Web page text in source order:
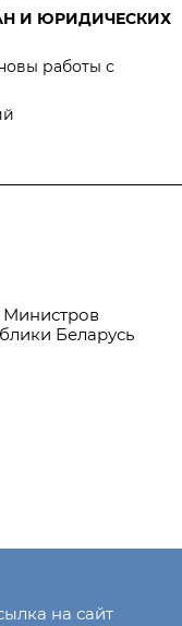
И ЮРИДИЧЕСКИХ
работы с
Министров
Беларусь
на сайт